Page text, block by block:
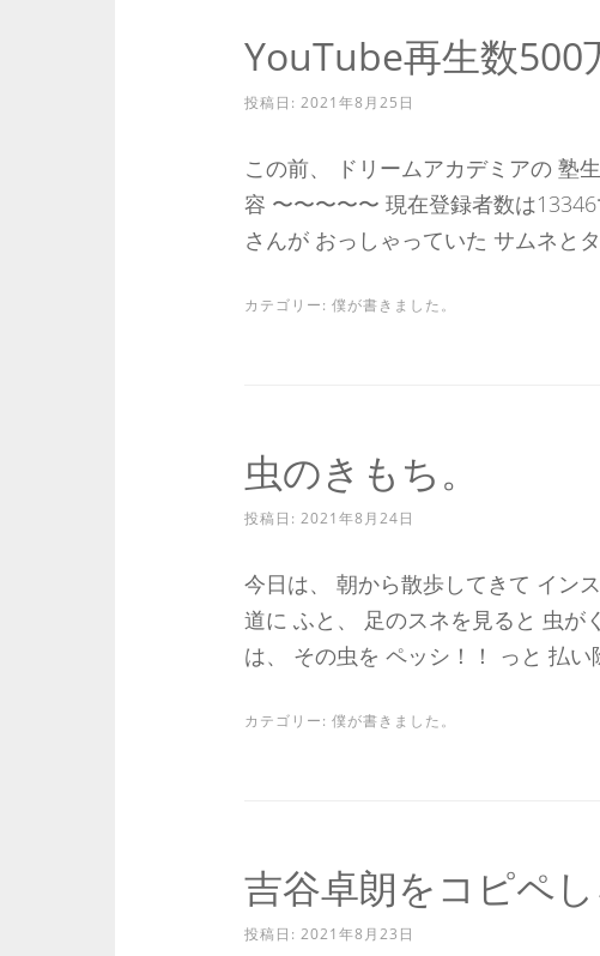
YouTube再生数500
投稿日: 2021年8月25日
この前、 ドリームアカデミアの 塾
容 〜〜〜〜〜 現在登録者数は
さんが おっしゃっていた サムネと
カテゴリー: 僕が書きました。
虫のきもち。
投稿日: 2021年8月24日
今日は、 朝から散歩してきて イン
道に ふと、 足のスネを見ると 虫
は、 その虫を ペッシ！！ っと 払
カテゴリー: 僕が書きました。
吉谷卓朗をコピペし
投稿日: 2021年8月23日